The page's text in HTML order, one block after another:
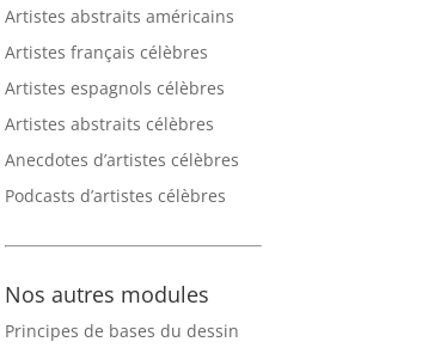
Artistes abstraits américains
Artistes français célèbres
Artistes espagnols célèbres
Artistes abstraits célèbres
Anecdotes d’artistes célèbres
Podcasts d’artistes célèbres
Nos autres modules
Principes de bases du dessin